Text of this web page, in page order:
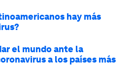
hay más
el mundo ante la
a los países más